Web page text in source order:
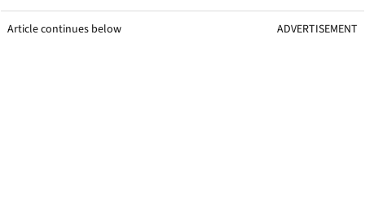
Article continues below ADVERTISEMENT